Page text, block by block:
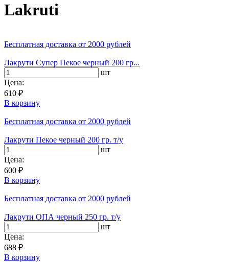
Lakruti
Бесплатная доставка от 2000 рублей
Лакрути Супер Пекое черный 200 гр...
шт
Цена:
610 ₽
В корзину
Бесплатная доставка от 2000 рублей
Лакрути Пекое черный 200 гр. т/у
шт
Цена:
600 ₽
В корзину
Бесплатная доставка от 2000 рублей
Лакрути ОПА черный 250 гр. т/у
шт
Цена:
688 ₽
В корзину